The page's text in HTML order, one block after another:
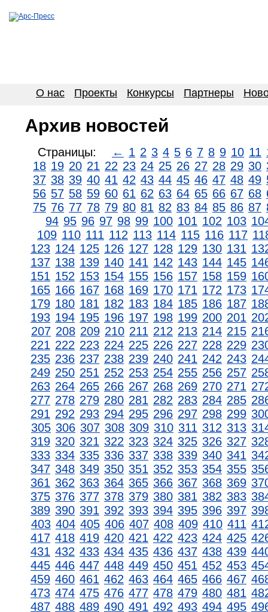
О нас Проекты Конкурсы Партнеры
Архив новостей
Страницы: ← 1 2 3 4 5 6 7 8 9 10 11
18 19 20 21 22 23 24 25 26 27 28 29 30
37 38 39 40 41 42 43 44 45 46 47 48 49
56 57 58 59 60 61 62 63 64 65 66 67 68
75 76 77 78 79 80 81 82 83 84 85 86 87
94 95 96 97 98 99 100 101 102 103
109 110 111 112 113 114 115 116 117
123 124 125 126 127 128 129 130 131
137 138 139 140 141 142 143 144 145
151 152 153 154 155 156 157 158 159
165 166 167 168 169 170 171 172 173
179 180 181 182 183 184 185 186 187
193 194 195 196 197 198 199 200 201
207 208 209 210 211 212 213 214 215
221 222 223 224 225 226 227 228 229
235 236 237 238 239 240 241 242 243
249 250 251 252 253 254 255 256 257
263 264 265 266 267 268 269 270 271
277 278 279 280 281 282 283 284 285
291 292 293 294 295 296 297 298 299
305 306 307 308 309 310 311 312 313
319 320 321 322 323 324 325 326 327
333 334 335 336 337 338 339 340 341
347 348 349 350 351 352 353 354 355
361 362 363 364 365 366 367 368 369
375 376 377 378 379 380 381 382 383
389 390 391 392 393 394 395 396 397
403 404 405 406 407 408 409 410 411
417 418 419 420 421 422 423 424 425
431 432 433 434 435 436 437 438 439
445 446 447 448 449 450 451 452 453
459 460 461 462 463 464 465 466 467
473 474 475 476 477 478 479 480 481
487 488 489 490 491 492 493 494 495